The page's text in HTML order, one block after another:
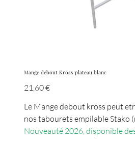
Mange debout Kross plateau blanc
Prix
21,60 €
Le Mange debout kross peut
nos tabourets empilable Stako
Nouveauté 2026, disponible